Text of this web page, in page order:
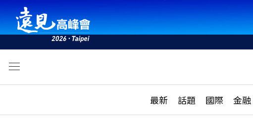
最新 話題 國際 金融
活動
話題